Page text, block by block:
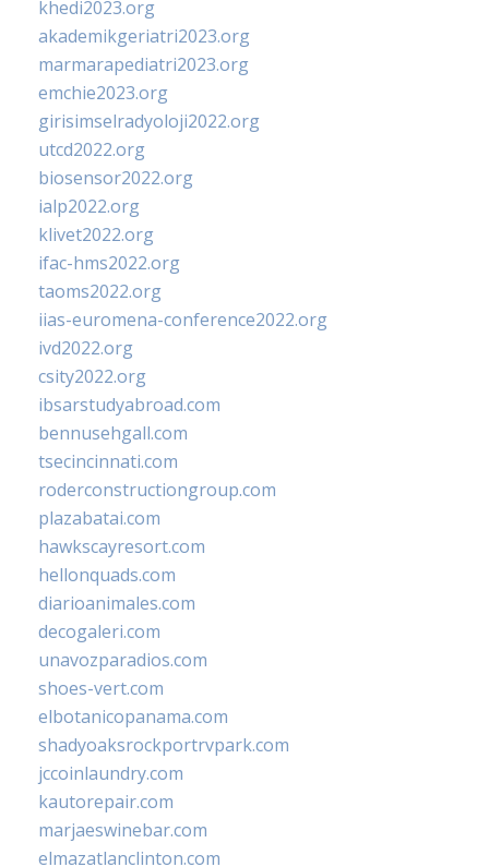
khedi2023.org
akademikgeriatri2023.org
marmarapediatri2023.org
emchie2023.org
girisimselradyoloji2022.org
utcd2022.org
biosensor2022.org
ialp2022.org
klivet2022.org
ifac-hms2022.org
taoms2022.org
iias-euromena-conference2022.org
ivd2022.org
csity2022.org
ibsarstudyabroad.com
bennusehgall.com
tsecincinnati.com
roderconstructiongroup.com
plazabatai.com
hawkscayresort.com
hellonquads.com
diarioanimales.com
decogaleri.com
unavozparadios.com
shoes-vert.com
elbotanicopanama.com
shadyoaksrockportrvpark.com
jccoinlaundry.com
kautorepair.com
marjaeswinebar.com
elmazatlanclinton.com